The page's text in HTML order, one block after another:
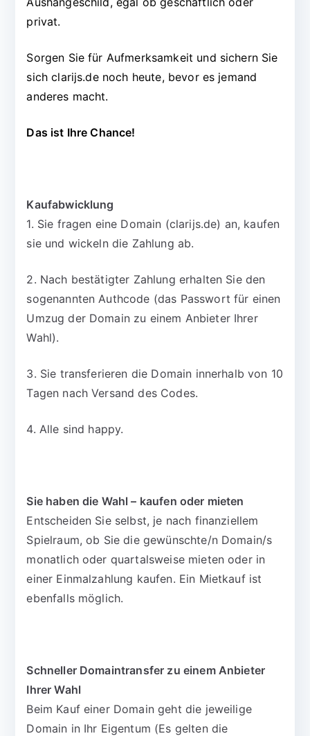
privat.
Sorgen Sie für Aufmerksamkeit und sichern Sie
sich clarijs.de noch heute, bevor es jemand
anderes macht.
Das ist Ihre Chance!
Kaufabwicklung
1. Sie fragen eine Domain (clarijs.de) an, kaufen
sie und wickeln die Zahlung ab.
2. Nach bestätigter Zahlung erhalten Sie den
sogenannten Authcode (das Passwort für einen
Umzug der Domain zu einem Anbieter Ihrer
Wahl).
3. Sie transferieren die Domain innerhalb von 10
Tagen nach Versand des Codes.
4. Alle sind happy.
Sie haben die Wahl – kaufen oder mieten
Entscheiden Sie selbst, je nach finanziellem
Spielraum, ob Sie die gewünschte/n Domain/s
monatlich oder quartalsweise mieten oder in
einer Einmalzahlung kaufen. Ein Mietkauf ist
ebenfalls möglich.
Schneller Domaintransfer zu einem Anbieter
Ihrer Wahl
Beim Kauf einer Domain geht die jeweilige
Domain in Ihr Eigentum (Es gelten die